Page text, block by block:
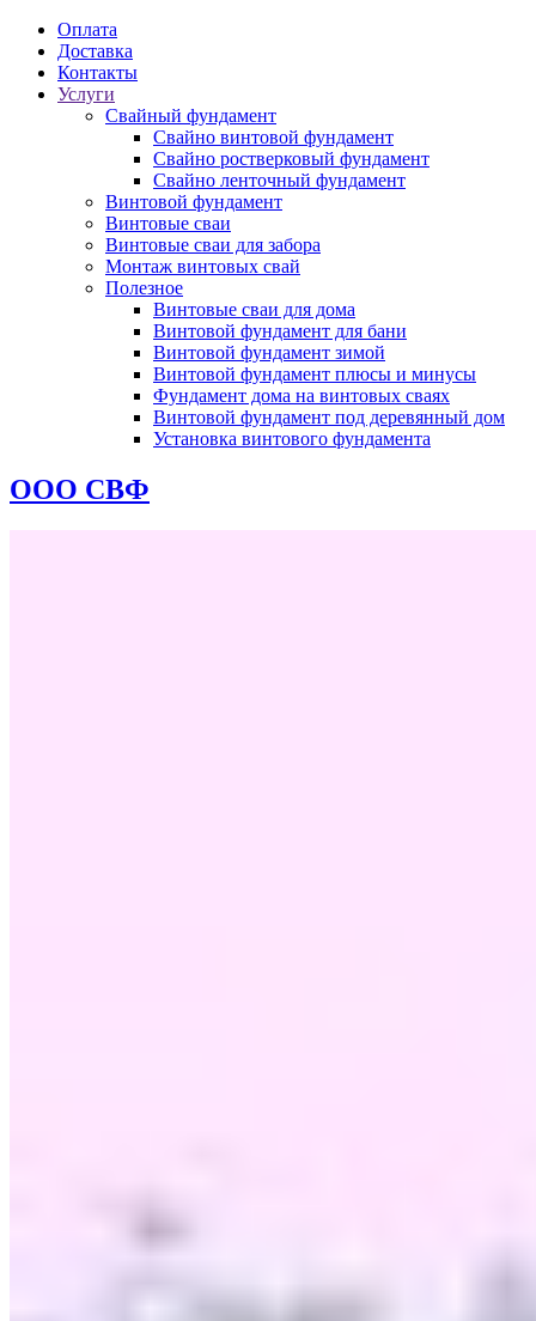
Оплата
Доставка
Контакты
Услуги
Свайный фундамент
Свайно винтовой фундамент
Свайно ростверковый фундамент
Свайно ленточный фундамент
Винтовой фундамент
Винтовые сваи
Винтовые сваи для забора
Монтаж винтовых свай
Полезное
Винтовые сваи для дома
Винтовой фундамент для бани
Винтовой фундамент зимой
Винтовой фундамент плюсы и минусы
Фундамент дома на винтовых сваях
Винтовой фундамент под деревянный дом
Установка винтового фундамента
ООО СВФ